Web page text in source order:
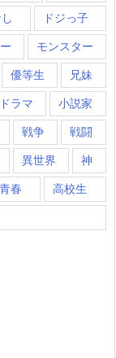
ドジっ子
モンスター
優等生 兄妹
ラマ 小説家
戦争 戦闘
異世界 神
青春 高校生